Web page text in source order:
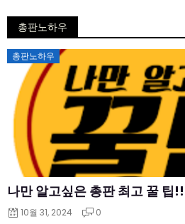
총판노하우
총판노하우
나만 알고싶은 총판 최고 꿀 팁!!
Posted
on
10월 31, 2024 0